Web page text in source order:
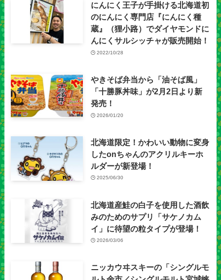
にんにく王子が手掛ける北海道初
のにんにく専門店『にんにく種
蔵』（狸小路）でダイヤモンドに
んにくサルシッチャが販売開始！
2022/10/28
やきそば弁当から「油そば風」
「十勝豚丼味」が2月2日より新
発売！
2026/01/20
北海道限定！かわいい動物に変身
したonちゃんのアクリルキーホ
ルダーが新登場！
2025/06/30
北海道産鮭の白子を使用した酒飲
みのためのサプリ「サケノカム
イ」に待望の粒タイプが登場！
2026/03/06
ニッカウヰスキーの「シングルモ